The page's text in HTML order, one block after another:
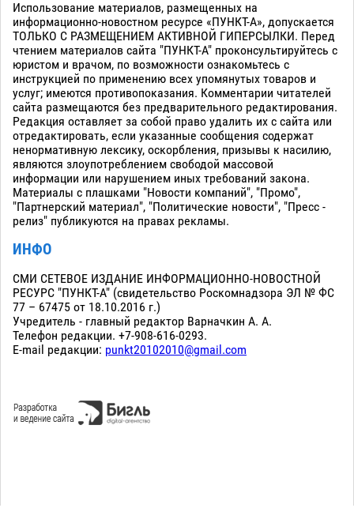
Использование материалов, размещенных на
информационно-новостном ресурсе «ПУНКТ-А», допускается
ТОЛЬКО С РАЗМЕЩЕНИЕМ АКТИВНОЙ ГИПЕРСЫЛКИ. Перед
чтением материалов сайта "ПУНКТ-А" проконсультируйтесь с
юристом и врачом, по возможности ознакомьтесь с
инструкцией по применению всех упомянутых товаров и
услуг; имеются противопоказания. Комментарии читателей
сайта размещаются без предварительного редактирования.
Редакция оставляет за собой право удалить их с сайта или
отредактировать, если указанные сообщения содержат
ненормативную лексику, оскорбления, призывы к насилию,
являются злоупотреблением свободой массовой
информации или нарушением иных требований закона.
Материалы с плашками "Новости компаний", "Промо",
"Партнерский материал", "Политические новости", "Пресс -
релиз" публикуются на правах рекламы.
ИНФО
СМИ СЕТЕВОЕ ИЗДАНИЕ ИНФОРМАЦИОННО-НОВОСТНОЙ
РЕСУРС "ПУНКТ-А" (свидетельство Роскомнадзора ЭЛ № ФС
77 – 67475 от 18.10.2016 г.)
Учредитель - главный редактор Варначкин А. А.
Телефон редакции. +7-908-616-0293.
E-mail редакции: punkt20102010@gmail.com